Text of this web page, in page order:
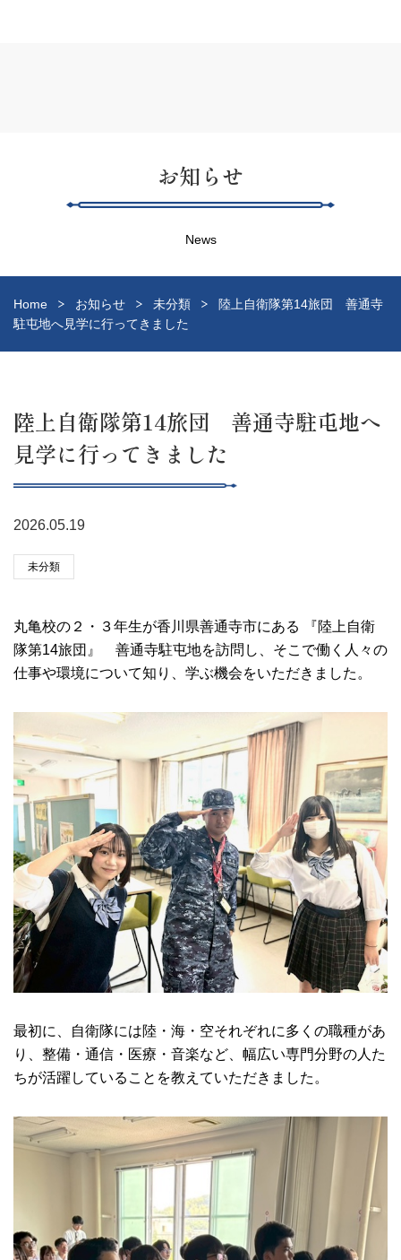
お知らせ
News
Home お知らせ 未分類
陸上自衛隊第14旅団 善通寺
駐屯地へ見学に行ってきました
陸上自衛隊第14旅団 善通寺駐屯地へ
見学に行ってきました
2026.05.19
未分類
丸亀校の２・３年生が香川県善通寺市にある 『陸上自衛
隊第14旅団』 善通寺駐屯地を訪問し、そこで働く人々の
仕事や環境について知り、学ぶ機会をいただきました。
最初に、自衛隊には陸・海・空それぞれに多くの職種があ
り、整備・通信・医療・音楽など、幅広い専門分野の人た
ちが活躍していることを教えていただきました。